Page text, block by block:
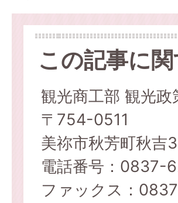
この記事に
観光商工部 観光政
〒754-0511
美祢市秋芳町秋吉
電話番号：0837-
ファックス：